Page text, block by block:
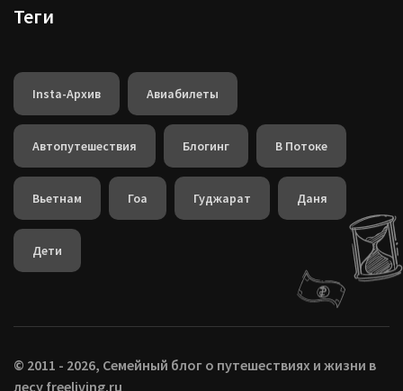
Теги
Insta-Архив Авиабилеты
Автопутешествия Блогинг В Потоке
Вьетнам Гоа Гуджарат Даня
Дети
© 2011 - 2026, Семейный блог о путешествиях и жизни в
лесу freeliving.ru